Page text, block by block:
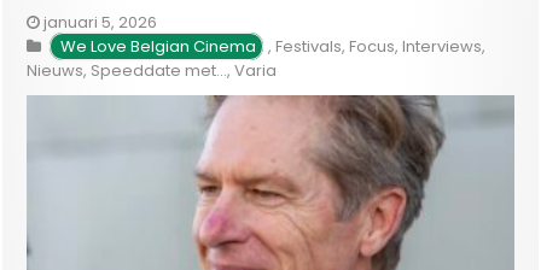
januari 5, 2026
We Love Belgian Cinema , Festivals, Focus, Interviews,
Nieuws, Speeddate met...,Varia